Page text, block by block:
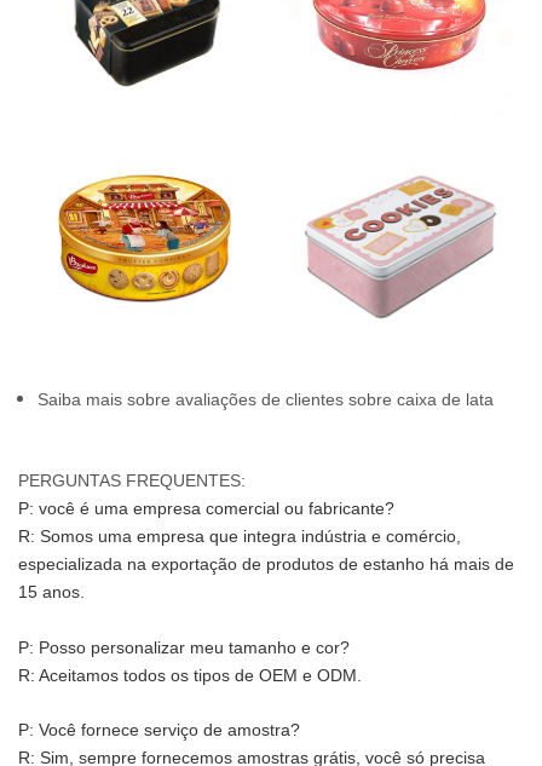
Saiba mais sobre avaliações de clientes sobre caixa de lata
PERGUNTAS FREQUENTES:
P: você é uma empresa comercial ou fabricante?
R: Somos uma empresa que integra indústria e comércio,
especializada na exportação de produtos de estanho há mais de
15 anos.
P: Posso personalizar meu tamanho e cor?
R: Aceitamos todos os tipos de OEM e ODM.
P: Você fornece serviço de amostra?
R: Sim, sempre fornecemos amostras grátis, você só precisa